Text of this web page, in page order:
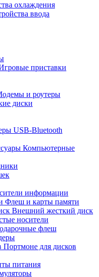
охлаждения
ввода
приставки
и роутеры
диски
USB-Bluetooth
Компьютерные
информации
Флеш и карты памяти
Внешний жесткий диск
носители
флеш
Портмоне для дисков
питания